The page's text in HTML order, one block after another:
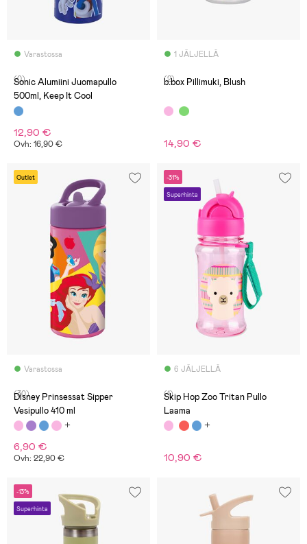
Varastossa
(0)
Sonic Alumiini Juomapullo
500ml, Keep It Cool
12,90 €
Ovh: 16,90 €
1 JÄLJELLÄ
(2)
b.box Pillimuki, Blush
14,90 €
Outlet
Varastossa
(30)
Disney Prinsessat Sipper
Vesipullo 410 ml
6,90 €
Ovh: 22,90 €
-31%
Superhinta
6 JÄLJELLÄ
(1)
Skip Hop Zoo Tritan Pullo
Laama
10,90 €
-13%
Superhinta